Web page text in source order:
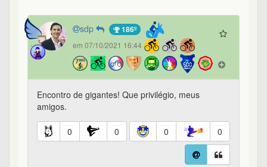
sdp 186º
em 07/10/2021 16:44
Encontro de gigantes! Que privilégio, meus
amigos.
0 0 0 0